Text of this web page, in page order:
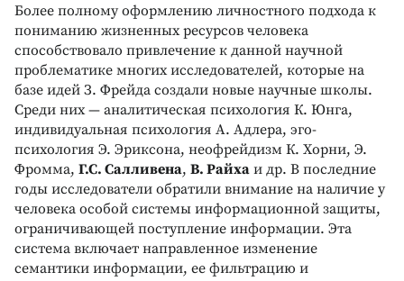
Более полному оформлению личностного подхода к
пониманию жизненных ресурсов человека
способствовало привлечение к данной научной
проблематике многих исследователей, которые на
базе идей З. Фрейда создали новые научные школы.
Среди них — аналитическая психология К. Юнга,
индивидуальная психология А. Адлера, эго-
психология Э. Эриксона, неофрейдизм К. Xорни, Э.
Фромма, Г.С. Салливена, B. Райха и др. B последние
годы исследователи обратили внимание на наличие у
человека особой системы информационной защиты,
ограничивающей поступление информации. Эта
система включает направленное изменение
семантики информации, ее фильтрацию и